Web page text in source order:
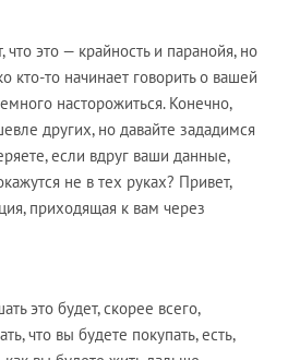
что это — крайность и паранойя, но
кто-то начинает говорить о вашей
насторожиться. Конечно,
других, но давайте зададимся
если вдруг ваши данные,
не в тех руках? Привет,
приходящая к вам через
это будет, скорее всего,
что вы будете покупать, есть,